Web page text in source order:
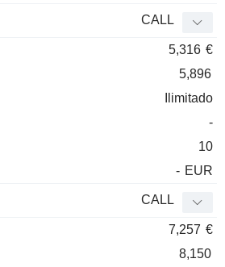
CALL
5,316 €
5,896
Ilimitado
-
10
- EUR
CALL
7,257 €
8,150